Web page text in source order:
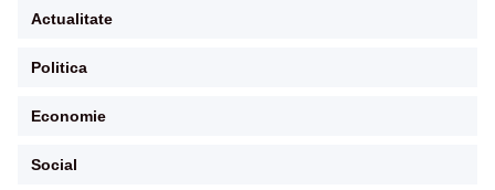
Actualitate
Politica
Economie
Social